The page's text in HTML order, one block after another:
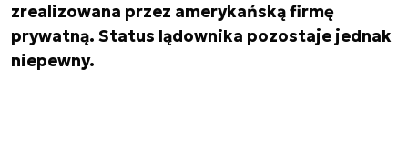
zrealizowana przez amerykańską firmę
prywatną. Status lądownika pozostaje jednak
niepewny.